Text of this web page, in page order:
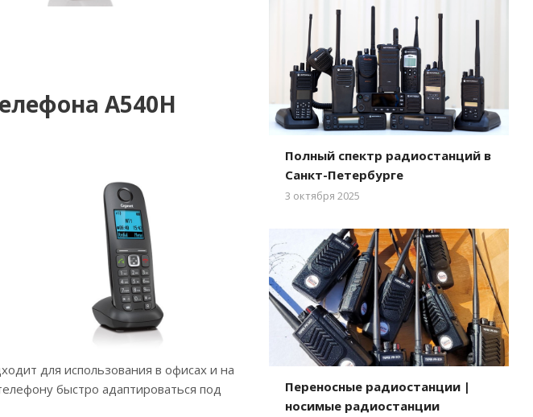
A540H
для использования в офисах и на
быстро адаптироваться под
Полный спектр радиостанций в
Санкт-Петербурге
3 октября 2025
Переносные радиостанции |
носимые радиостанции